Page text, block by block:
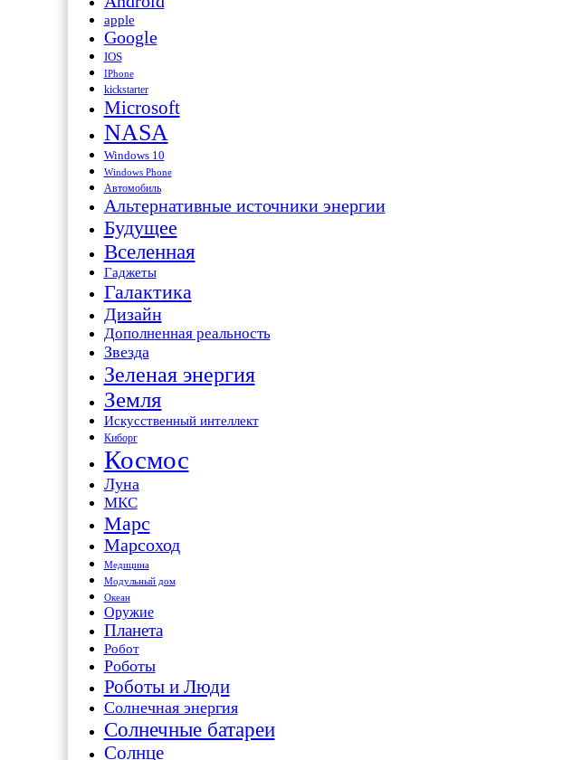
apple
Google
IOS
IPhone
kickstarter
Microsoft
NASA
Windows 10
Windows Phone
Автомобиль
Альтернативные источники энергии
Будущее
Вселенная
Гаджеты
Галактика
Дизайн
Дополненная реальность
Звезда
Зеленая энергия
Земля
Искусственный интеллект
Киборг
Космос
Луна
МКС
Марс
Марсоход
Медицина
Модульный дом
Океан
Оружие
Планета
Робот
Роботы
Роботы и Люди
Солнечная энергия
Солнечные батареи
Солнце